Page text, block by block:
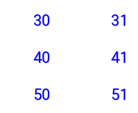
30 31
40 41
50 51